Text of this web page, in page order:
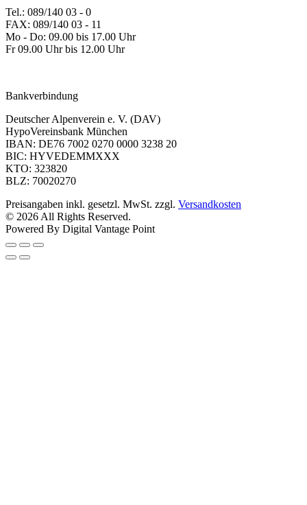
Tel.: 089/140 03 - 0
FAX: 089/140 03 - 11
Mo - Do: 09.00 bis 17.00 Uhr
Fr 09.00 Uhr bis 12.00 Uhr
Bankverbindung
Deutscher Alpenverein e. V. (DAV)
HypoVereinsbank München
IBAN: DE76 7002 0270 0000 3238 20
BIC: HYVEDEMMXXX
KTO: 323820
BLZ: 70020270
Preisangaben inkl. gesetzl. MwSt. zzgl. Versandkosten
© 2026 All Rights Reserved.
Powered By Digital Vantage Point